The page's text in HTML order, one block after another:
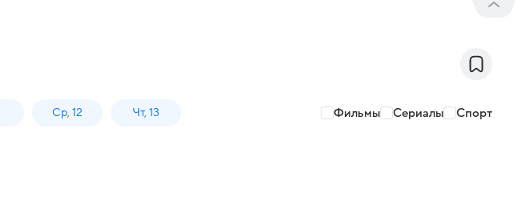
Ср, 12 Чт, 13 Фильмы Сериалы Спорт